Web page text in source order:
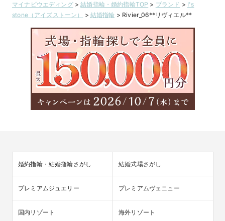
マイナビウエディング>結婚指輪・婚約指輪TOP > ブランド > I's
stone（アイズストーン）
> 結婚指輪 > Rivier_06**リヴィエル**
婚約指輪・結婚指輪さがし 結婚式場さがし
プレミアムジュエリー プレミアムヴェニュー
国内リゾート 海外リゾート